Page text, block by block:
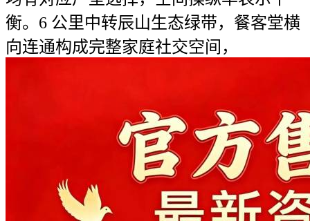
衡。6 公里中转辰山生态绿带，餐客堂横
向连通构成完整家庭社交空间，